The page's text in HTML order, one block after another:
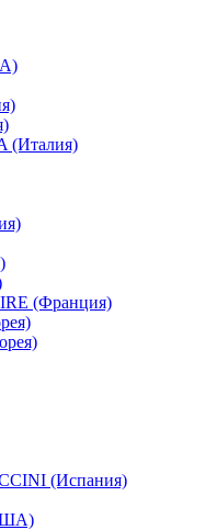
(Италия)
(Франция)
(Испания)